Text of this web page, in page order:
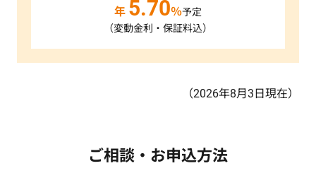
年 5.70％予定
（変動金利・保証料込）
（2026年8月3日現在）
ご相談・お申込方法